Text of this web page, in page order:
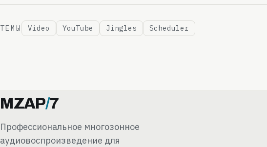
ТЕМЫ Video YouTube Jingles Scheduler
MZAP/7
Профессиональное многозонное
аудиовоспроизведение для